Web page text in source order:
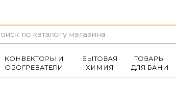
КОНВЕКТОРЫ И
ОБОГРЕВАТЕЛИ
БЫТОВАЯ
ХИМИЯ
ТОВАРЫ
ДЛЯ БАНИ